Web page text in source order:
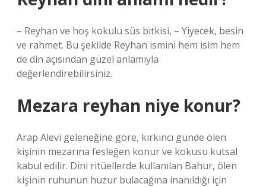
– Reyhan ve hoş kokulu süs bitkisi, – Yiyecek, besin
ve rahmet. Bu şekilde Reyhan ismini hem isim hem
de din açısından güzel anlamıyla
değerlendirebilirsiniz.
Mezara reyhan niye konur?
Arap Alevi geleneğine göre, kırkıncı günde ölen
kişinin mezarına fesleğen konur ve kokusu kutsal
kabul edilir. Dini ritüellerde kullanılan Bahur, ölen
kişinin ruhunun huzur bulacağına inanıldığı için